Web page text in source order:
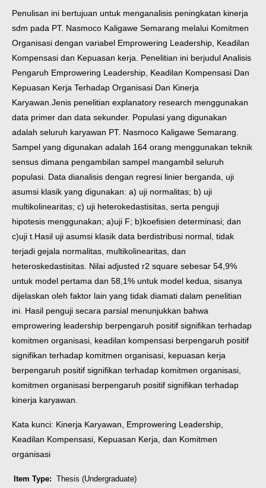
Penulisan ini bertujuan untuk menganalisis peningkatan kinerja
sdm pada PT. Nasmoco Kaligawe Semarang melalui Komitmen
Organisasi dengan variabel Emprowering Leadership, Keadilan
Kompensasi dan Kepuasan kerja. Penelitian ini berjudul Analisis
Pengaruh Emprowering Leadership, Keadilan Kompensasi Dan
Kepuasan Kerja Terhadap Organisasi Dan Kinerja
Karyawan. Jenis penelitian explanatory research menggunakan
data primer dan data sekunder. Populasi yang digunakan
adalah seluruh karyawan PT. Nasmoco Kaligawe Semarang.
Sampel yang digunakan adalah 164 orang menggunakan teknik
sensus dimana pengambilan sampel mangambil seluruh
populasi. Data dianalisis dengan regresi linier berganda, uji
asumsi klasik yang digunakan: a) uji normalitas; b) uji
multikolinearitas; c) uji heterokedastisitas, serta penguji
hipotesis menggunakan; a)uji F; b)koefisien determinasi; dan
c)uji t. Hasil uji asumsi klasik data berdistribusi normal, tidak
terjadi gejala normalitas, multikolinearitas, dan
heteroskedastisitas. Nilai adjusted r2 square sebesar 54,9%
untuk model pertama dan 58,1% untuk model kedua, sisanya
dijelaskan oleh faktor lain yang tidak diamati dalam penelitian
ini. Hasil penguji secara parsial menunjukkan bahwa
emprowering leadership berpengaruh positif signifikan terhadap
komitmen organisasi, keadilan kompensasi berpengaruh positif
signifikan terhadap komitmen organisasi, kepuasan kerja
berpengaruh positif signifikan terhadap komitmen organisasi,
komitmen organisasi berpengaruh positif signifikan terhadap
kinerja karyawan.
Kata kunci: Kinerja Karyawan, Emprowering Leadership,
Keadilan Kompensasi, Kepuasan Kerja, dan Komitmen
organisasi
Item Type: Thesis (Undergraduate)